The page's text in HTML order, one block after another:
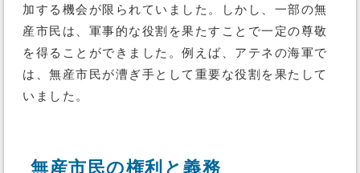
加する機会が限られていました。しかし、一部の無
産市民は、軍事的な役割を果たすことで一定の尊敬
を得ることができました。例えば、アテネの海軍で
は、無産市民が漕ぎ手として重要な役割を果たして
いました。
無産市民の権利と義務